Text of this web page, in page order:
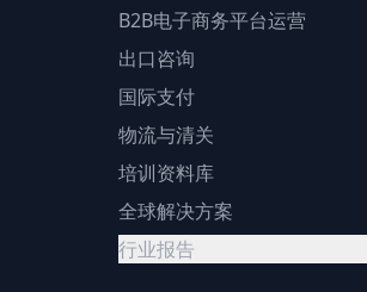
B2B电子商务平台运营
出口咨询
国际支付
物流与清关
培训资料库
全球解决方案
行业报告